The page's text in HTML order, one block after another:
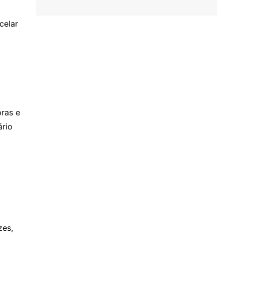
e